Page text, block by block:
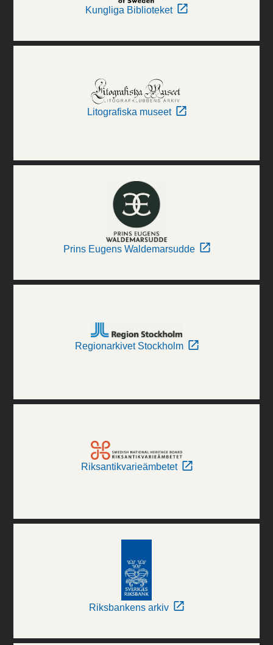
Kungliga Biblioteket
Litografiska museet
Prins Eugens Waldemarsudde
Regionarkivet Stockholm
Riksantikvarieämbetet
Riksbankens arkiv